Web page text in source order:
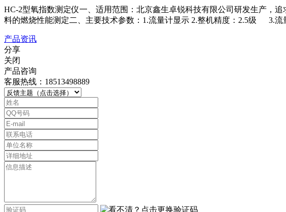
HC-2型氧指数测定仪一、适用范围：北京鑫生卓锐科技有限公司研发生产，
料的燃烧性能测定二、主要技术参数：1.流量计显示 2.整机精度：2.5级 3.流
产品资讯
分享
关闭
产品咨询
客服热线：18513498889